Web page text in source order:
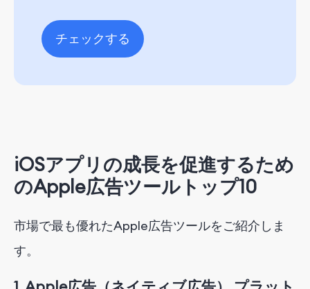
チェックする
iOSアプリの成長を促進するため
のApple広告ツールトップ10
市場で最も優れたApple広告ツールをご紹介しま
す。